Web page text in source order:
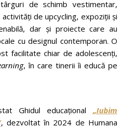
de schimb vestimentar,
de upcycling, expoziții și
dar și proiecte care au
cu designul contemporan. O
facilitate chiar de adolescenți,
, în care tinerii îi educă pe
Ghidul educațional „Iubim
, dezvoltat în 2024 de Humana